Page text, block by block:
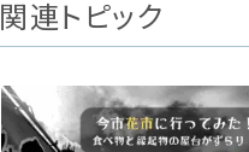
関連トピック